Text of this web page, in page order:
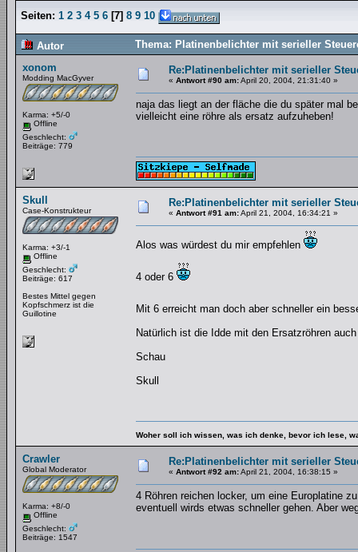
Seiten: 1 2 3 4 5 6 [7] 8 9 10
Autor
Thema: Platinenbelichter mit serieller
xonom
Modding MacGyver
Karma: +5/-0
Offline
Geschlecht:
Beiträge: 779
Re:Platinenbelichter mit serieller
« Antwort #90 am:April 20, 2004, 21:31:40 »
naja das liegt an der fläche die du später mal
vielleicht eine röhre als ersatz aufzuheben!
Skull
Case-Konstrukteur
Karma: +3/-1
Offline
Geschlecht:
Beiträge: 617
Bestes Mittel gegen
Kopfschmerz ist die
Guillotine
Re:Platinenbelichter mit serieller
« Antwort #91 am:April 21, 2004, 16:34:21 »
Alos was würdest du mir empfehlen
4 oder 6
Mit 6 erreicht man doch aber schneller ein
Natürlich ist die Idde mit den Ersatzröhren
Schau
Skull
Woher soll ich wissen, was ich denke, bevor ich lese,
Crawler
Global Moderator
Karma: +8/-0
Offline
Geschlecht:
Beiträge: 1547
Re:Platinenbelichter mit serieller
« Antwort #92 am:April 21, 2004, 16:38:15 »
4 Röhren reichen locker, um eine Europlatine
eventuell wirds etwas schneller gehen. Aber